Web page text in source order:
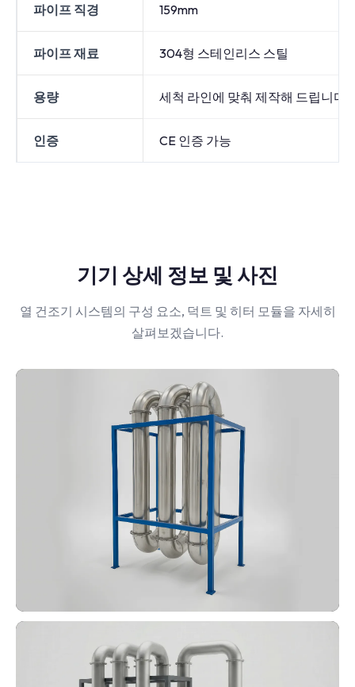
파이프 직경 159mm
파이프 재료 304형 스테인리스 스틸
용량 세척 라인에 맞춰 제작해 드립니다
인증 CE 인증 가능
기기 상세 정보 및 사진
열 건조기 시스템의 구성 요소, 덕트 및 히터 모듈을 자세히
살펴보겠습니다.